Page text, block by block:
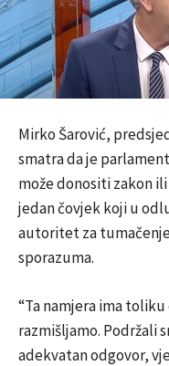
Mirko Šarović,
smatra da je
može donositi zakon
jedan čovjek koji u
autoritet za
sporazuma.
“Ta namjera ima
razmišljamo. Podržali
adekvatan odgovor,